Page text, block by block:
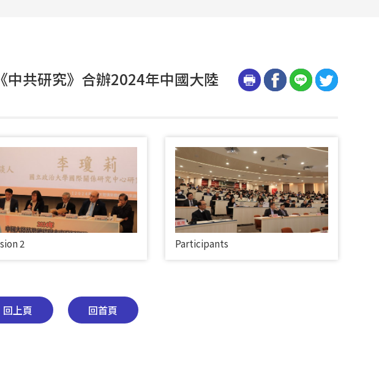
共研究》合辦2024年中國大陸
2 Participants
回上頁 回首頁